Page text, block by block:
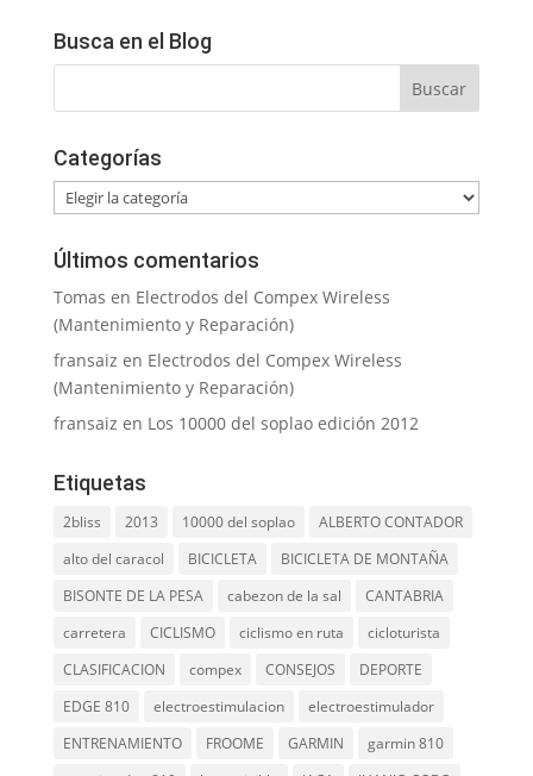
Busca en el Blog
Categorías
Categorías
Últimos comentarios
Tomas en Electrodos del Compex Wireless
(Mantenimiento y Reparación)
fransaiz en Electrodos del Compex Wireless
(Mantenimiento y Reparación)
fransaiz en Los 10000 del soplao edición 2012
Etiquetas
2bliss 2013 10000 del soplao
ALBERTO CONTADOR
alto del caracol
BICICLETA
BICICLETA DE MONTAÑA
BISONTE DE LA PESA
cabezon de la sal
CANTABRIA
carretera
CICLISMO ciclismo en ruta
cicloturista
CLASIFICACION
compex CONSEJOS
DEPORTE
EDGE 810
electroestimulacion
electroestimulador
ENTRENAMIENTO
FROOME GARMIN
garmin 810